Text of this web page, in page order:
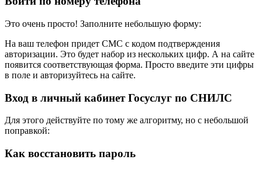
Это очень просто! Заполните небольшую форму:
На ваш телефон придет СМС с кодом подтверждения
авторизации. Это будет набор из нескольких цифр. А на сайте
появится соответствующая форма. Просто введите эти цифры
в поле и авторизуйтесь на сайте.
Вход в личный кабинет Госуслуг по СНИЛС
Для этого действуйте по тому же алгоритму, но с небольшой
поправкой:
Как восстановить пароль